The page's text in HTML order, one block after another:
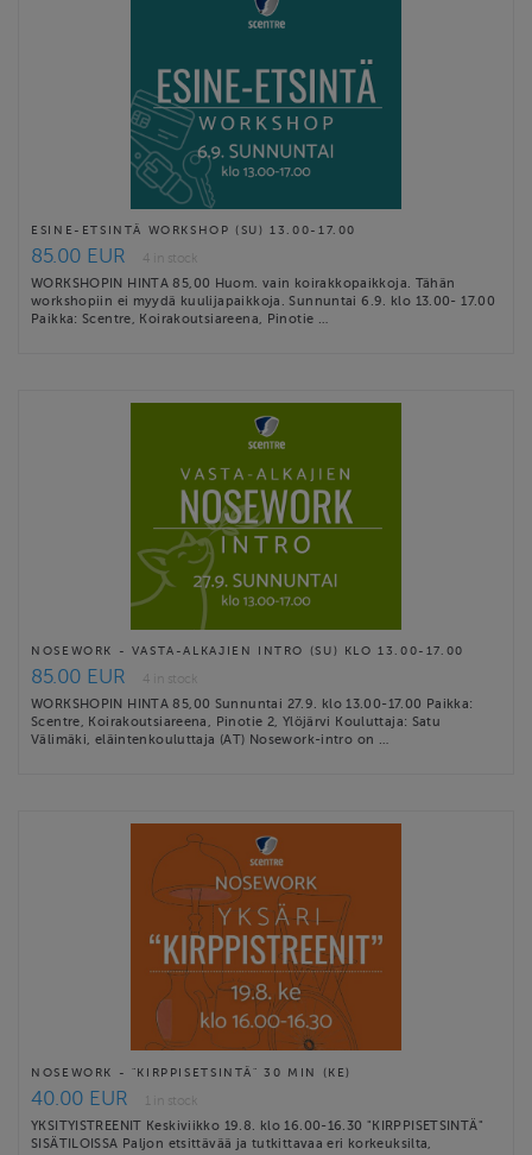
ESINE-ETSINTÄ WORKSHOP (SU) 13.00-17.00
85.00 EUR
4 in stock
WORKSHOPIN HINTA 85,00 Huom. vain koirakkopaikkoja. Tähän
workshopiin ei myydä kuulijapaikkoja. Sunnuntai 6.9. klo 13.00- 17.00
Paikka: Scentre, Koirakoutsiareena, Pinotie …
NOSEWORK - VASTA-ALKAJIEN INTRO (SU) KLO 13.00-17.00
85.00 EUR
4 in stock
WORKSHOPIN HINTA 85,00 Sunnuntai 27.9. klo 13.00-17.00 Paikka:
Scentre, Koirakoutsiareena, Pinotie 2, Ylöjärvi Kouluttaja: Satu
Välimäki, eläintenkouluttaja (AT) Nosework-intro on …
NOSEWORK - "KIRPPISETSINTÄ" 30 MIN (KE)
40.00 EUR
1 in stock
YKSITYISTREENIT Keskiviikko 19.8. klo 16.00-16.30 "KIRPPISETSINTÄ"
SISÄTILOISSA Paljon etsittävää ja tutkittavaa eri korkeuksilta,